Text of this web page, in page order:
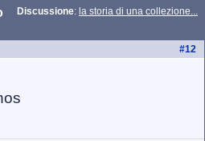
Discussione: la storia di una collezione...
#12